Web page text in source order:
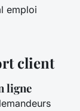
emploi
client
ligne